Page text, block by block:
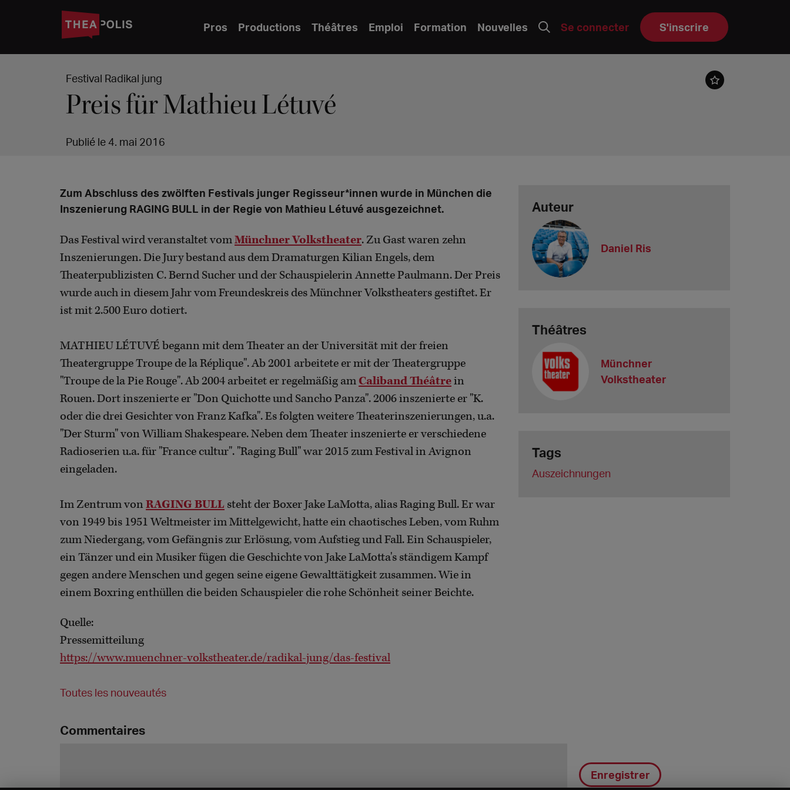
Pros Productions Théâtres Emploi Formation Nouvelles Se connecter S'inscrire
Festival Radikal jung
Preis für Mathieu Létuvé
Publié le 4. mai 2016
Zum Abschluss des zwölften Festivals junger Regisseur*innen wurde in München die
Inszenierung RAGING BULL in der Regie von Mathieu Létuvé ausgezeichnet.
Das Festival wird veranstaltet vomMünchner Volkstheater. Zu Gast waren zehn
Inszenierungen. Die Jury bestand aus dem Dramaturgen Kilian Engels, dem
Theaterpublizisten C. Bernd Sucher und der Schauspielerin Annette Paulmann. Der Preis
wurde auch in diesem Jahr vom Freundeskreis des Münchner Volkstheaters gestiftet. Er
ist mit 2.500 Euro dotiert.
MATHIEU LÉTUVÉ begann mit dem Theater an der Universität mit der freien
Theatergruppe Troupe de la Réplique". Ab 2001 arbeitete er mit der Theatergruppe
"Troupe de la Pie Rouge". Ab 2004 arbeitet er regelmäßig am Caliband Théâtrein
Rouen. Dort inszenierte er "Don Quichotte und Sancho Panza". 2006 inszenierte er "K.
oder die drei Gesichter von Franz Kafka". Es folgten weitere Theaterinszenierungen, u.a.
"Der Sturm" von William Shakespeare. Neben dem Theater inszenierte er verschiedene
Radioserien u.a. für "France cultur". "Raging Bull" war 2015 zum Festival in Avignon
eingeladen.
Im Zentrum von RAGING BULL steht der Boxer Jake LaMotta, alias Raging Bull. Er war
von 1949 bis 1951 Weltmeister im Mittelgewicht, hatte ein chaotisches Leben, vom Ruhm
zum Niedergang, vom Gefängnis zur Erlösung, vom Aufstieg und Fall. Ein Schauspieler,
ein Tänzer und ein Musiker fügen die Geschichte von Jake LaMotta's ständigem Kampf
gegen andere Menschen und gegen seine eigene Gewalttätigkeit zusammen. Wie in
einem Boxring enthüllen die beiden Schauspieler die rohe Schönheit seiner Beichte.
Quelle:
Pressemitteilung
https://www.muenchner-volkstheater.de/radikal-jung/das-festival
Toutes les nouveautés
Auteur
Daniel Ris
Théâtres
Münchner
Volkstheater
Tags
Auszeichnungen
Commentaires
Enregistrer